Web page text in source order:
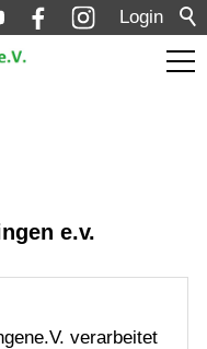
Login
e.v.
verarbeitet